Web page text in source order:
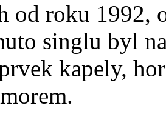
od roku
singlu byl
kapely,